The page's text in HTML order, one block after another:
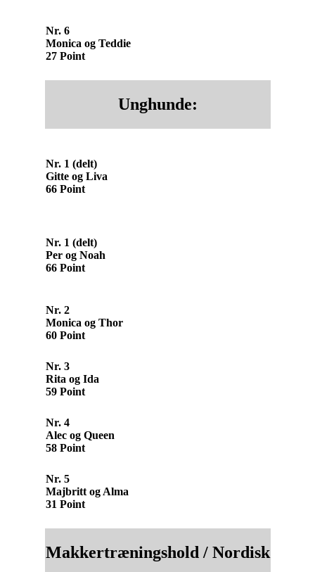
Nr. 6
Monica og Teddie
27 Point
Unghunde:
Nr. 1 (delt)
Gitte og Liva
66 Point
Nr. 1 (delt)
Per og Noah
66 Point
Nr. 2
Monica og Thor
60 Point
Nr. 3
Rita og Ida
59 Point
Nr. 4
Alec og Queen
58 Point
Nr. 5
Majbritt og Alma
31 Point
Makkertræningshold / Nordisk